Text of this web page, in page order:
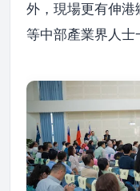
外，現場更有伸
等中部產業界人士